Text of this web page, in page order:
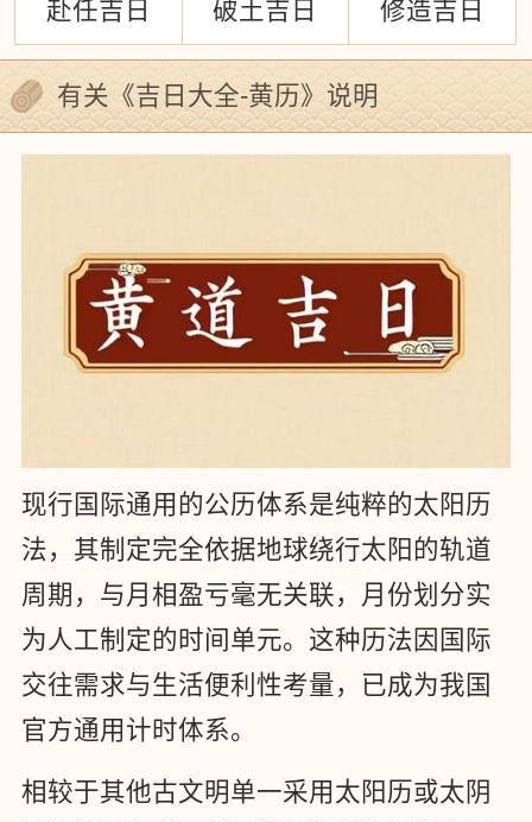
赴任吉日 破土吉日 修造吉日
有关《吉日大全-黄历》说明
现行国际通用的公历体系是纯粹的太阳历
法，其制定完全依据地球绕行太阳的轨道
周期，与月相盈亏毫无关联，月份划分实
为人工制定的时间单元。这种历法因国际
交往需求与生活便利性考量，已成为我国
官方通用计时体系。
相较于其他古文明单一采用太阳历或太阴